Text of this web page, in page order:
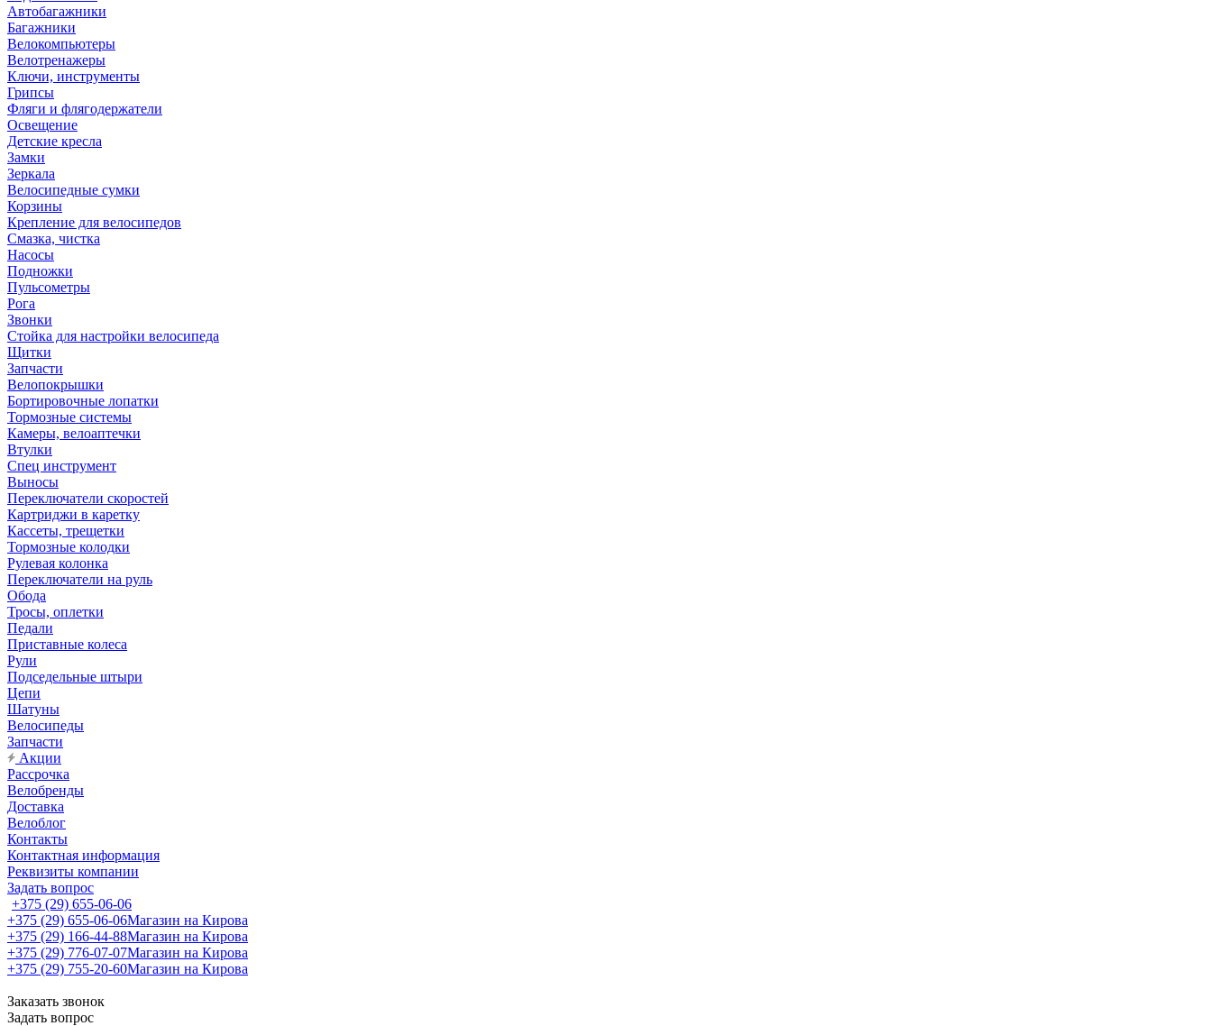
Автобагажники
Багажники
Велокомпьютеры
Велотренажеры
Ключи, инструменты
Грипсы
Фляги и флягодержатели
Освещение
Детские кресла
Замки
Зеркала
Велосипедные сумки
Корзины
Крепление для велосипедов
Смазка, чистка
Насосы
Подножки
Пульсометры
Рога
Звонки
Стойка для настройки велосипеда
Щитки
Запчасти
Велопокрышки
Бортировочные лопатки
Тормозные системы
Камеры, велоаптечки
Втулки
Спец инструмент
Выносы
Переключатели скоростей
Картриджи в каретку
Кассеты, трещетки
Тормозные колодки
Рулевая колонка
Переключатели на руль
Обода
Тросы, оплетки
Педали
Приставные колеса
Рули
Подседельные штыри
Цепи
Шатуны
Велосипеды
Запчасти
Акции
Рассрочка
Велобренды
Доставка
Велоблог
Контакты
Контактная информация
Реквизиты компании
Задать вопрос
+375 (29) 655-06-06
+375 (29) 655-06-06Магазин на Кирова
+375 (29) 166-44-88Магазин на Кирова
+375 (29) 776-07-07Магазин на Кирова
+375 (29) 755-20-60Магазин на Кирова
Заказать звонок
Задать вопрос